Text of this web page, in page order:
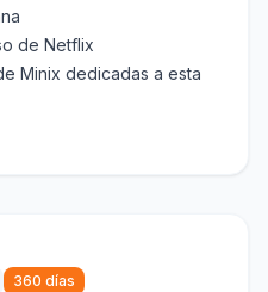
de Netflix
Minix dedicadas a esta
360 días